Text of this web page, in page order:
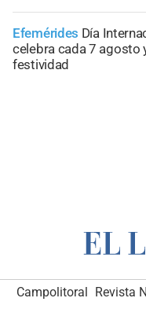
Efemérides Día
celebra cada 7 agosto
festividad
Campolitoral Revista